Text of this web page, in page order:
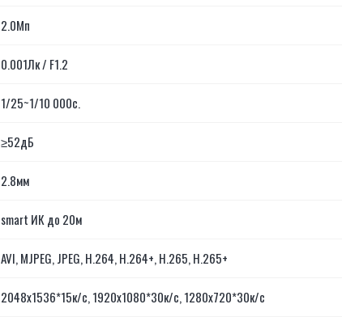
2.0Мп
0.001Лк / F1.2
1/25~1/10 000с.
≥52дБ
2.8мм
smart ИК до 20м
AVI, MJPEG, JPEG, H.264, H.264+, H.265, H.265+
2048х1536*15к/с, 1920х1080*30к/с, 1280х720*30к/с